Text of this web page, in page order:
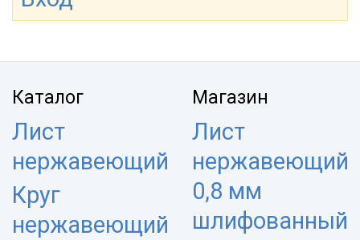
Каталог
Лист
нержавеющий
Круг
нержавеющий
Магазин
Лист
нержавеющий
0,8 мм
шлифованный